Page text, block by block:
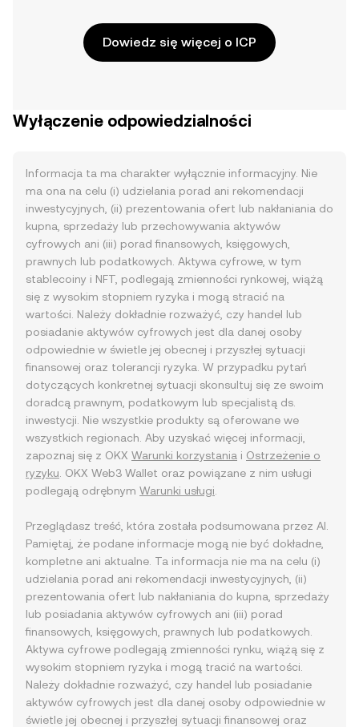
Dowiedz się więcej o ICP
Wyłączenie odpowiedzialności
Informacja ta ma charakter wyłącznie informacyjny. Nie
ma ona na celu (i) udzielania porad ani rekomendacji
inwestycyjnych, (ii) prezentowania ofert lub nakłaniania do
kupna, sprzedaży lub przechowywania aktywów
cyfrowych ani (iii) porad finansowych, księgowych,
prawnych lub podatkowych. Aktywa cyfrowe, w tym
stablecoiny i NFT, podlegają zmienności rynkowej, wiążą
się z wysokim stopniem ryzyka i mogą stracić na
wartości. Należy dokładnie rozważyć, czy handel lub
posiadanie aktywów cyfrowych jest dla danej osoby
odpowiednie w świetle jej obecnej i przyszłej sytuacji
finansowej oraz tolerancji ryzyka. W przypadku pytań
dotyczących konkretnej sytuacji skonsultuj się ze swoim
doradcą prawnym, podatkowym lub specjalistą ds.
inwestycji. Nie wszystkie produkty są oferowane we
wszystkich regionach. Aby uzyskać więcej informacji,
zapoznaj się z OKX Warunki korzystania i Ostrzeżenie o
ryzyku . OKX Web3 Wallet oraz powiązane z nim usługi
podlegają odrębnym Warunki usługi
Przeglądasz treść, która została podsumowana przez AI.
Pamiętaj, że podane informacje mogą nie być dokładne,
kompletne ani aktualne. Ta informacja nie ma na celu (i)
udzielania porad ani rekomendacji inwestycyjnych, (ii)
prezentowania ofert lub nakłaniania do kupna, sprzedaży
lub posiadania aktywów cyfrowych ani (iii) porad
finansowych, księgowych, prawnych lub podatkowych.
Aktywa cyfrowe podlegają zmienności rynku, wiążą się z
wysokim stopniem ryzyka i mogą tracić na wartości.
Należy dokładnie rozważyć, czy handel lub posiadanie
aktywów cyfrowych jest dla danej osoby odpowiednie w
świetle jej obecnej i przyszłej sytuacji finansowej oraz